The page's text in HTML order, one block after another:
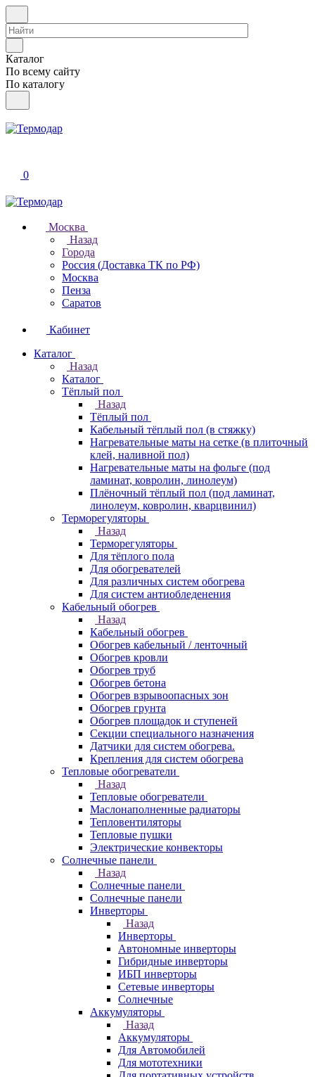
Каталог
По всему сайту
По каталогу
0
Москва
Назад
Города
Россия (Доставка ТК по РФ)
Москва
Пенза
Саратов
Кабинет
Каталог
Назад
Каталог
Тёплый пол
Назад
Тёплый пол
Кабельный тёплый пол (в стяжку)
Нагревательные маты на сетке (в плиточный
клей, наливной пол)
Нагревательные маты на фольге (под
ламинат, ковролин, линолеум)
Плёночный тёплый пол (под ламинат,
линолеум, ковролин, кварцвинил)
Терморегуляторы
Назад
Терморегуляторы
Для тёплого пола
Для обогревателей
Для различных систем обогрева
Для систем антиобледенения
Кабельный обогрев
Назад
Кабельный обогрев
Обогрев кабельный / ленточный
Обогрев кровли
Обогрев труб
Обогрев бетона
Обогрев взрывоопасных зон
Обогрев грунта
Обогрев площадок и ступеней
Секции специального назначения
Датчики для систем обогрева.
Крепления для систем обогрева
Тепловые обогреватели
Назад
Тепловые обогреватели
Маслонаполненные радиаторы
Тепловентиляторы
Тепловые пушки
Электрические конвекторы
Солнечные панели
Назад
Солнечные панели
Солнечные панели
Инверторы
Назад
Инверторы
Автономные инверторы
Гибридные инверторы
ИБП инверторы
Сетевые инверторы
Солнечные
Аккумуляторы
Назад
Аккумуляторы
Для Автомобилей
Для мототехники